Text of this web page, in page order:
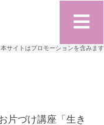
本サイトはプロモーションを含みます
片づけ講座「生き